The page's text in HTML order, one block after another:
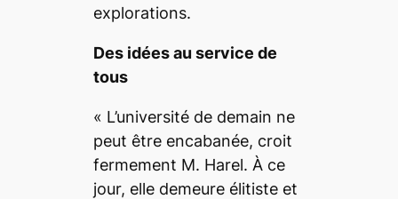
explorations.
Des idées au service de
tous
« L’université de demain ne
peut être encabanée, croit
fermement M. Harel. À ce
jour, elle demeure élitiste et